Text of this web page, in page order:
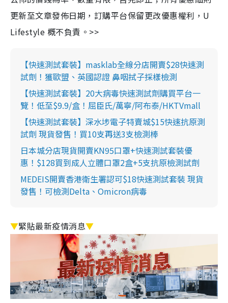
更新至文章發佈日期，訂購平台保留更改優惠權利，U
Lifestyle 概不負責。>>
【快速測試套裝】masklab全線分店開賣$28快速測
試劑！獲歐盟、英國認證 鼻咽拭子採樣檢測
【快速測試套裝】20大病毒快速測試劑購買平台一
覽！低至$9.9/盒！屈臣氏/萬寧/阿布泰/HKTVmall
【快速測試套裝】深水埗電子特賣城$15快速抗原測
試劑 現貨發售！買10支再送3支檢測棒
日本城分店現貨開賣KN95口罩+快速測試套裝優
惠！$128買到成人立體口罩2盒+5支抗原檢測試劑
MEDEIS開賣香港衛生署認可$18快速測試套裝 現貨
發售！可檢測Delta、Omicron病毒
▼緊貼最新疫情消息▼